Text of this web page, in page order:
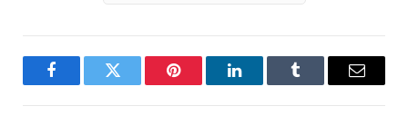
FacebookTwitter Pinterest LinkedInTumblr Email